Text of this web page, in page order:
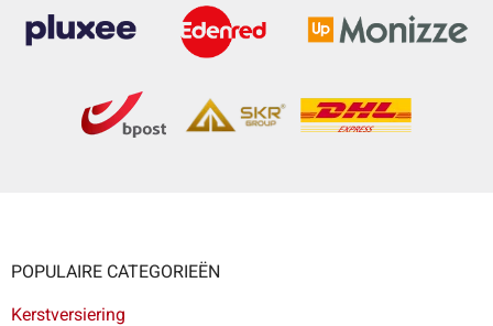
POPULAIRE CATEGORIEËN
Kerstversiering